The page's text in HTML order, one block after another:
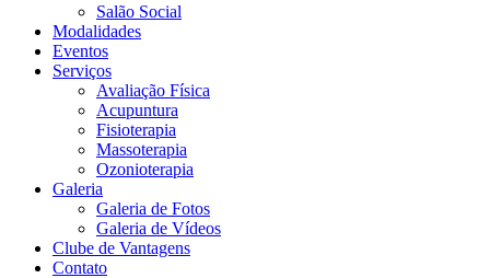
Salão Social
Modalidades
Eventos
Serviços
Avaliação Física
Acupuntura
Fisioterapia
Massoterapia
Ozonioterapia
Galeria
Galeria de Fotos
Galeria de Vídeos
Clube de Vantagens
Contato